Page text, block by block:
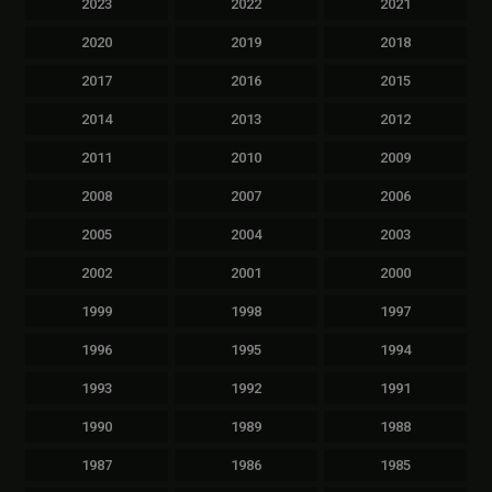
2023 2022 2021
2020 2019 2018
2017 2016 2015
2014 2013 2012
2011 2010 2009
2008 2007 2006
2005 2004 2003
2002 2001 2000
1999 1998 1997
1996 1995 1994
1993 1992 1991
1990 1989 1988
1987 1986 1985